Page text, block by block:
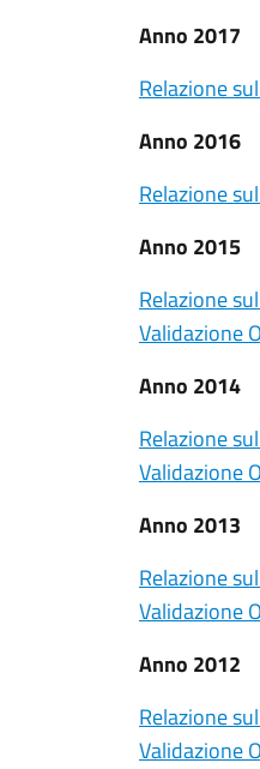
Anno 2017
Relazione
Anno 2016
Relazione
Anno 2015
Relazione
Validazione
Anno 2014
Relazione
Validazione
Anno 2013
Relazione
Validazione
Anno 2012
Relazione
Validazione